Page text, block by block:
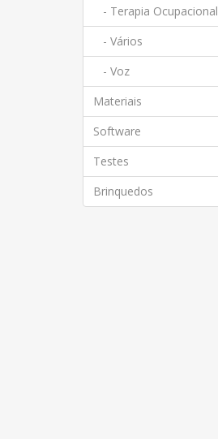
- Terapia Ocupacional
- Vários
- Voz
Materiais
Software
Testes
Brinquedos